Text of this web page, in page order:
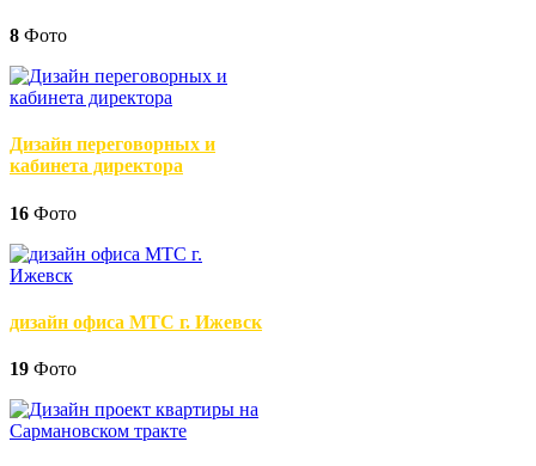
8 Фото
Дизайн переговорных и
кабинета директора
16 Фото
дизайн офиса МТС г. Ижевск
19 Фото